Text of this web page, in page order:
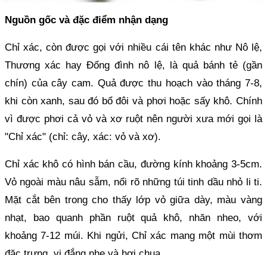
Nguồn gốc và đặc điểm nhận dạng
Chỉ xác, còn được gọi với nhiều cái tên khác như Nô lệ,
Thương xác hay Đổng đình nô lệ, là quả bánh tẻ (gần
chín) của cây cam. Quả được thu hoạch vào tháng 7-8,
khi còn xanh, sau đó bổ đôi và phơi hoặc sấy khô. Chính
vì được phơi cả vỏ và xơ ruột nên người xưa mới gọi là
"Chỉ xác" (chỉ: cây, xác: vỏ và xơ).
Chỉ xác khô có hình bán cầu, đường kính khoảng 3-5cm.
Vỏ ngoài màu nâu sẫm, nổi rõ những túi tinh dầu nhỏ li ti.
Mặt cắt bên trong cho thấy lớp vỏ giữa dày, màu vàng
nhạt, bao quanh phần ruột quả khô, nhăn nheo, với
khoảng 7-12 múi. Khi ngửi, Chỉ xác mang một mùi thơm